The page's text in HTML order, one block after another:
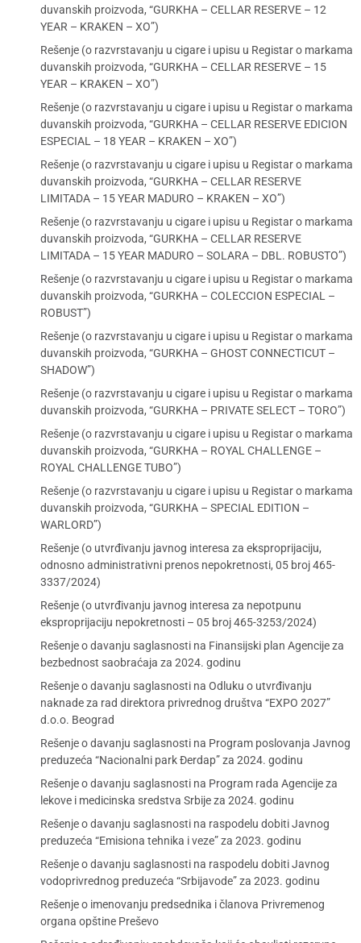
duvanskih proizvoda, “GURKHA – CELLAR RESERVE – 12
YEAR – KRAKEN – XO”)
Rešenje (o razvrstavanju u cigare i upisu u Registar o markama
duvanskih proizvoda, “GURKHA – CELLAR RESERVE – 15
YEAR – KRAKEN – XO”)
Rešenje (o razvrstavanju u cigare i upisu u Registar o markama
duvanskih proizvoda, “GURKHA – CELLAR RESERVE EDICION
ESPECIAL – 18 YEAR – KRAKEN – XO”)
Rešenje (o razvrstavanju u cigare i upisu u Registar o markama
duvanskih proizvoda, “GURKHA – CELLAR RESERVE
LIMITADA – 15 YEAR MADURO – KRAKEN – XO”)
Rešenje (o razvrstavanju u cigare i upisu u Registar o markama
duvanskih proizvoda, “GURKHA – CELLAR RESERVE
LIMITADA – 15 YEAR MADURO – SOLARA – DBL. ROBUSTO”)
Rešenje (o razvrstavanju u cigare i upisu u Registar o markama
duvanskih proizvoda, “GURKHA – COLECCION ESPECIAL –
ROBUST”)
Rešenje (o razvrstavanju u cigare i upisu u Registar o markama
duvanskih proizvoda, “GURKHA – GHOST CONNECTICUT –
SHADOW”)
Rešenje (o razvrstavanju u cigare i upisu u Registar o markama
duvanskih proizvoda, “GURKHA – PRIVATE SELECT – TORO”)
Rešenje (o razvrstavanju u cigare i upisu u Registar o markama
duvanskih proizvoda, “GURKHA – ROYAL CHALLENGE –
ROYAL CHALLENGE TUBO”)
Rešenje (o razvrstavanju u cigare i upisu u Registar o markama
duvanskih proizvoda, “GURKHA – SPECIAL EDITION –
WARLORD”)
Rešenje (o utvrđivanju javnog interesa za eksproprijaciju,
odnosno administrativni prenos nepokretnosti, 05 broj 465-
3337/2024)
Rešenje (o utvrđivanju javnog interesa za nepotpunu
eksproprijaciju nepokretnosti – 05 broj 465-3253/2024)
Rešenje o davanju saglasnosti na Finansijski plan Agencije za
bezbednost saobraćaja za 2024. godinu
Rešenje o davanju saglasnosti na Odluku o utvrđivanju
naknade za rad direktora privrednog društva “EXPO 2027”
d.o.o. Beograd
Rešenje o davanju saglasnosti na Program poslovanja Javnog
preduzeća “Nacionalni park Đerdap” za 2024. godinu
Rešenje o davanju saglasnosti na Program rada Agencije za
lekove i medicinska sredstva Srbije za 2024. godinu
Rešenje o davanju saglasnosti na raspodelu dobiti Javnog
preduzeća “Emisiona tehnika i veze” za 2023. godinu
Rešenje o davanju saglasnosti na raspodelu dobiti Javnog
vodoprivrednog preduzeća “Srbijavode” za 2023. godinu
Rešenje o imenovanju predsednika i članova Privremenog
organa opštine Preševo